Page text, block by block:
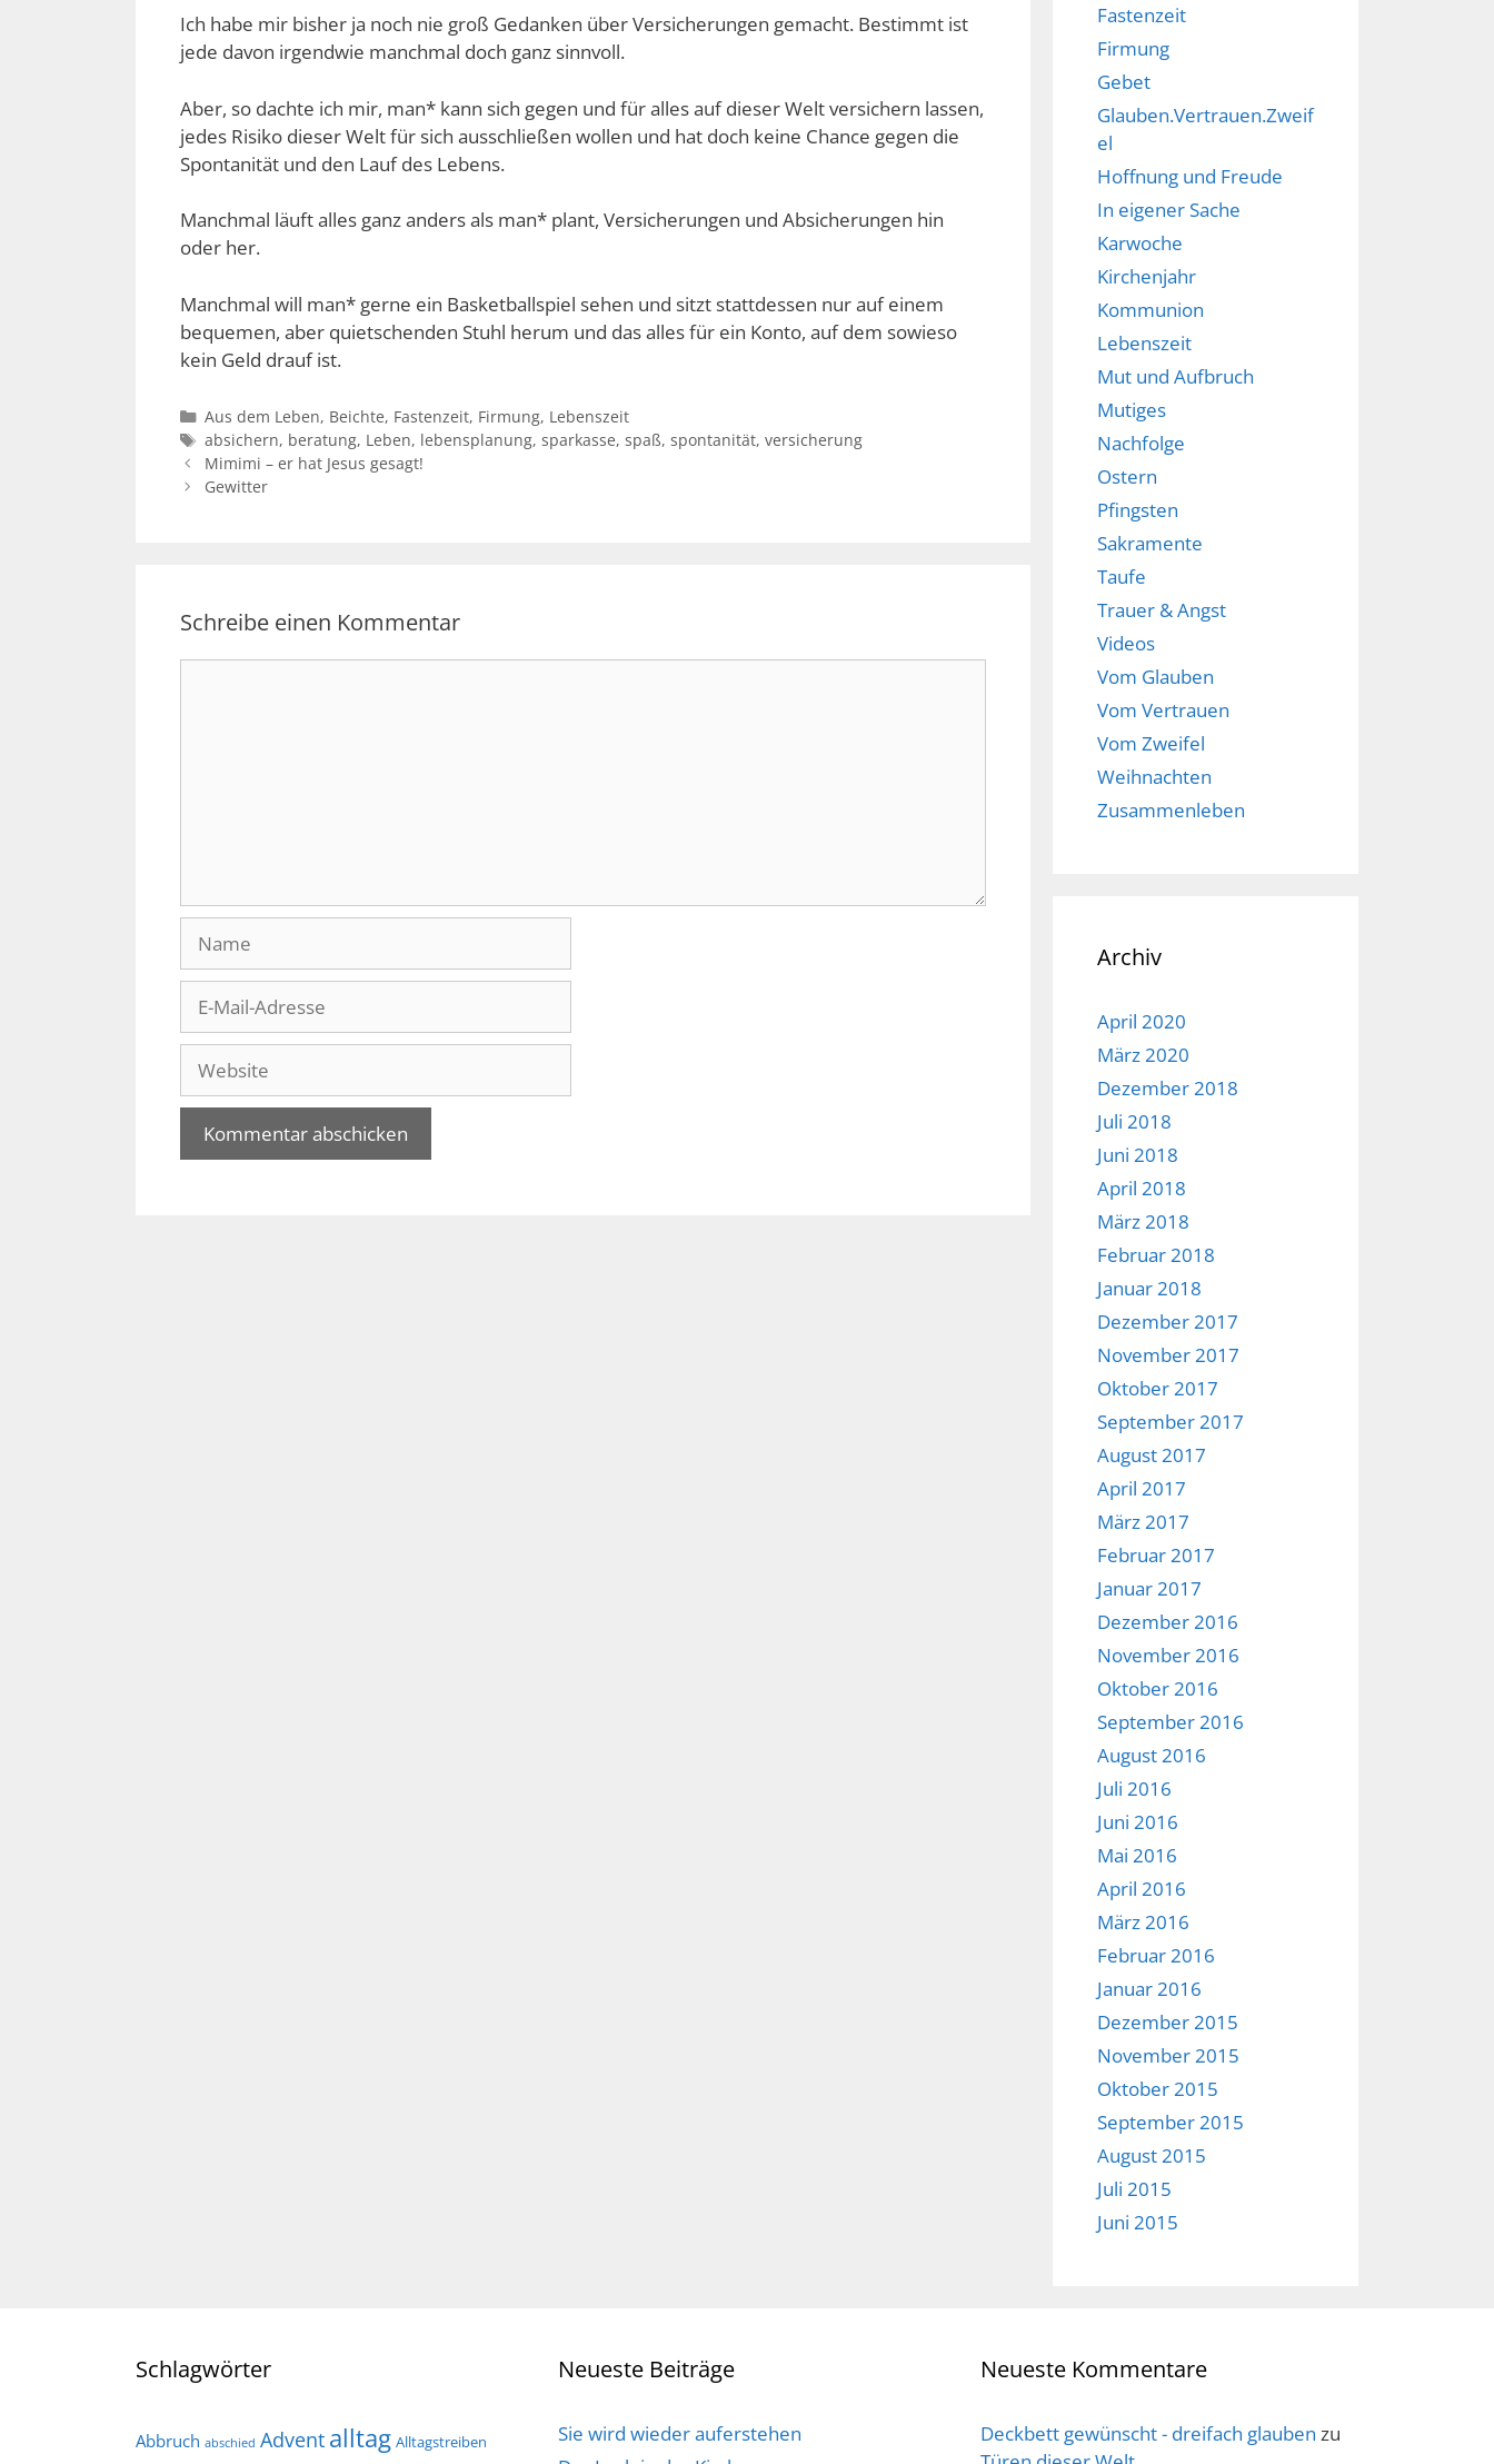
Ich habe mir bisher ja noch nie groß Gedanken über Versicherungen gemacht. Bestimmt ist
jede davon irgendwie manchmal doch ganz sinnvoll.
Aber, so dachte ich mir, man* kann sich gegen und für alles auf dieser Welt versichern lassen,
jedes Risiko dieser Welt für sich ausschließen wollen und hat doch keine Chance gegen die
Spontanität und den Lauf des Lebens.
Manchmal läuft alles ganz anders als man* plant, Versicherungen und Absicherungen hin
oder her.
Manchmal will man* gerne ein Basketballspiel sehen und sitzt stattdessen nur auf einem
bequemen, aber quietschenden Stuhl herum und das alles für ein Konto, auf dem sowieso
kein Geld drauf ist.
Kategorien
Aus dem Leben, Beichte, Fastenzeit, Firmung, Lebenszeit
Schlagwörter
absichern, beratung, Leben, lebensplanung, sparkasse, spaß, spontanität, versicherung
Mimimi – er hat Jesus gesagt!
Gewitter
Schreibe einen Kommentar
Mail-
Adresse
Website
Fastenzeit
Firmung
Gebet
Glauben.Vertrauen.Zweif
el
Hoffnung und Freude
In eigener Sache
Karwoche
Kirchenjahr
Kommunion
Lebenszeit
Mut und Aufbruch
Mutiges
Nachfolge
Ostern
Pfingsten
Sakramente
Taufe
Trauer & Angst
Videos
Vom Glauben
Vom Vertrauen
Vom Zweifel
Weihnachten
Zusammenleben
Archiv
April 2020
März 2020
Dezember 2018
Juli 2018
Juni 2018
April 2018
März 2018
Februar 2018
Januar 2018
Dezember 2017
November 2017
Oktober 2017
September 2017
August 2017
April 2017
März 2017
Februar 2017
Januar 2017
Dezember 2016
November 2016
Oktober 2016
September 2016
August 2016
Juli 2016
Juni 2016
Mai 2016
April 2016
März 2016
Februar 2016
Januar 2016
Dezember 2015
November 2015
Oktober 2015
September 2015
August 2015
Juli 2015
Juni 2015
Schlagwörter
Abbruch abschied Advent alltag Alltagstreiben
Neueste Beiträge
Sie wird wieder auferstehen
Neueste Kommentare
Deckbett gewünscht - dreifach glauben zu